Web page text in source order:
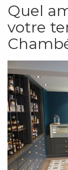
Quel
votre